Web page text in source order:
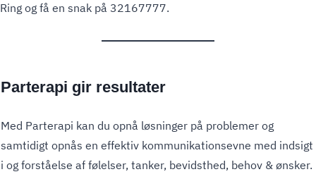
Ring og få en snak på 32167777.
Parterapi gir resultater
Med Parterapi kan du opnå løsninger på problemer og
samtidigt opnås en effektiv kommunikationsevne med indsigt
i og forståelse af følelser, tanker, bevidsthed, behov & ønsker.